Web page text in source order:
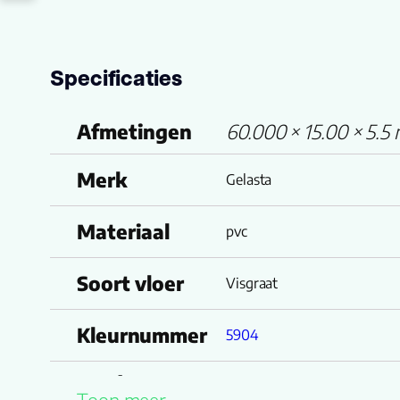
Specificaties
Afmetingen
60.000 × 15.00 × 5.5
Merk
Gelasta
Materiaal pvc
Soort vloer Visgraat
Kleurnummer 5904
Productgroep